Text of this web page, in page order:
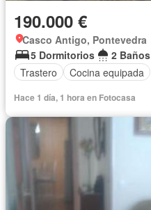
190.000 €
Casco Antigo, Pontevedra
5 Dormitorios
2 Baños
Trastero
Cocina equipada
Hace 1 día, 1 hora en Fotocasa